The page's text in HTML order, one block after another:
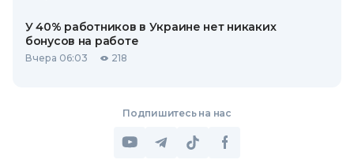
У 40% работников в Украине нет никаких
бонусов на работе
Вчера 06:03 218
Подпишитесь на нас